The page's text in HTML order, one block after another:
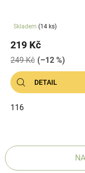
Skladem (14 ks)
219 Kč
249 Kč (–12 %)
DETAIL
116